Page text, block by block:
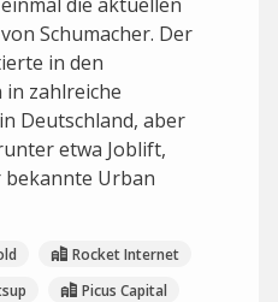
Schumacher. Der
in den
zahlreiche
Deutschland, aber
etwa Joblift,
bekannte Urban
Rocket Internet
Picus Capital